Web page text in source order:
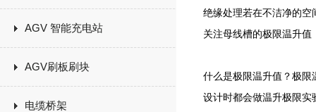
AGV 智能充电站
AGV刷板刷块
电缆桥架
绝缘处理若在不洁净的
关注母线槽的极限温升值
什么是极限温升值？极
设计时都会做温升极限